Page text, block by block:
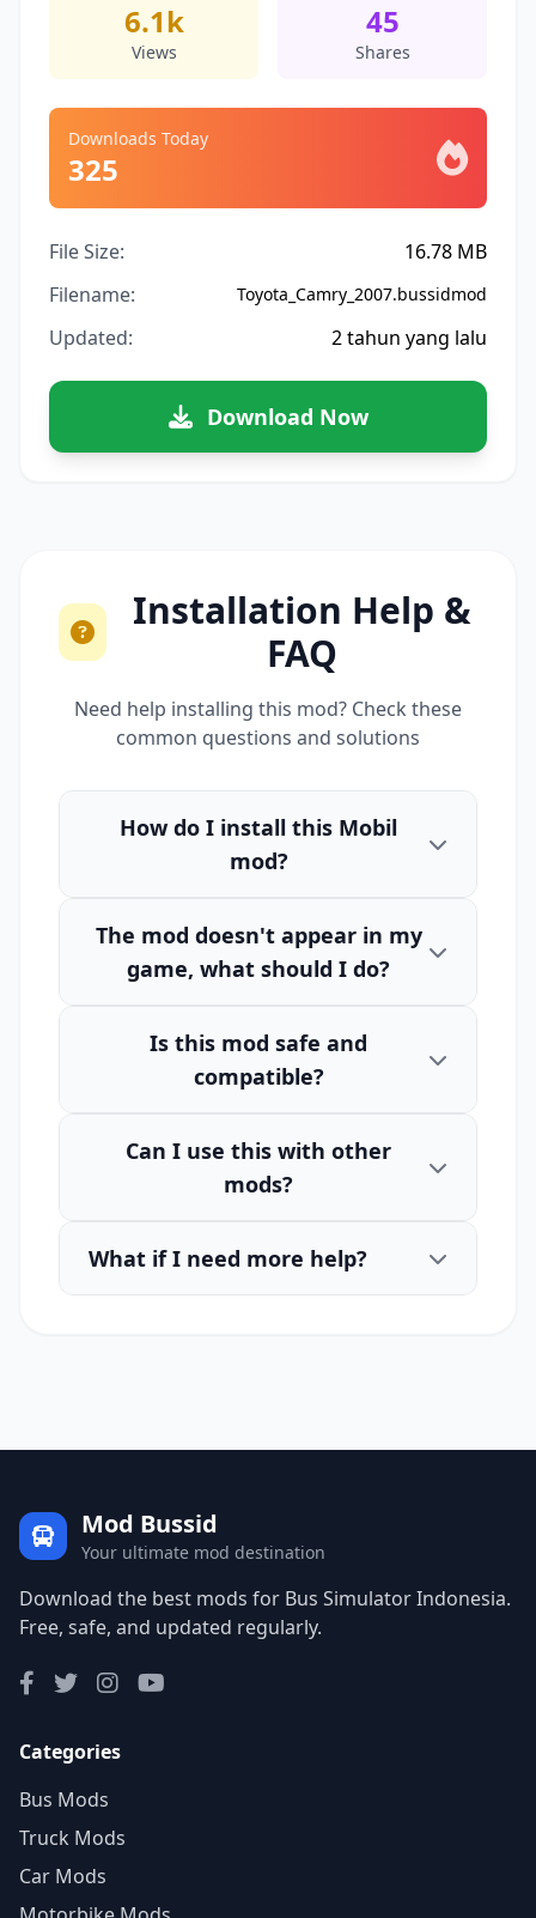
6.1k
Views
45
Shares
Downloads Today
325
File Size:
16.78 MB
Filename:
Toyota_Camry_2007.bussidmod
Updated: 2 tahun yang lalu
Download Now
Installation Help &
FAQ
Need help installing this mod? Check these
common questions and solutions
How do I install this Mobil
mod?
The mod doesn't appear in my
game, what should I do?
Is this mod safe and
compatible?
Can I use this with other
mods?
What if I need more help?
Mod Bussid
Your ultimate mod destination
Download the best mods for Bus Simulator Indonesia.
Free, safe, and updated regularly.
Categories
Bus Mods
Truck Mods
Car Mods